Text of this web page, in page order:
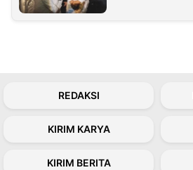
REDAKSI
KIRIM KARYA
KIRIM BERITA